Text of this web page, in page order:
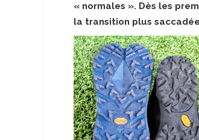
« normales ». Dès les
la transition plus